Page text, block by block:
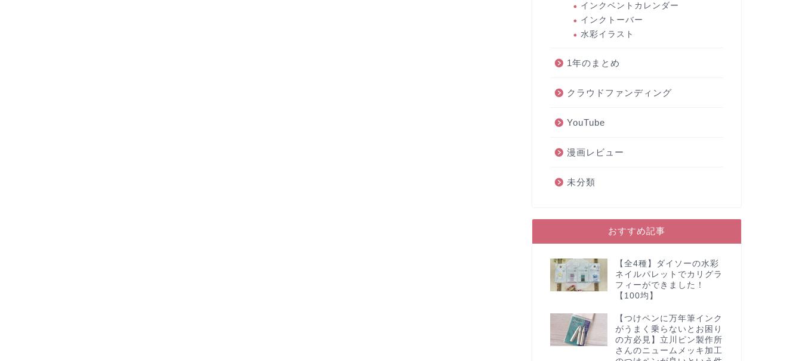
インクベントカレンダー
インクトーバー
水彩イラスト
1年のまとめ
クラウドファンディング
YouTube
漫画レビュー
未分類
おすすめ記事
【全4種】ダイソーの水彩
ネイルパレットでカリグラ
フィーができました！
【100均】
【つけペンに万年筆インク
がうまく乗らないとお困り
の方必見】立川ピン製作所
さんのニュームメッキ加工